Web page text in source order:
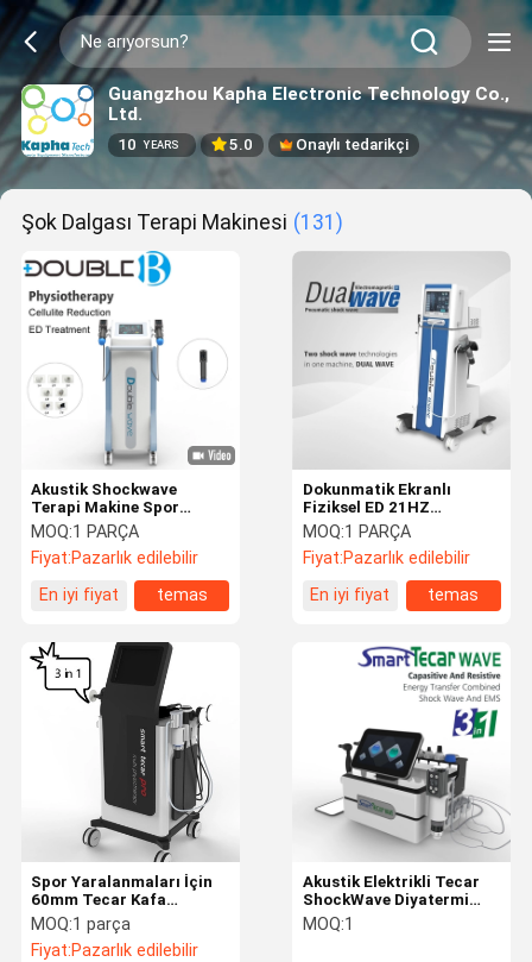
Guangzhou Kapha Electronic Technology Co.,
Ltd.
10 YEARS 5.0 Onaylı tedarikçi
Şok Dalgası Terapi Makinesi (131)
Akustik Shockwave
Terapi Makine Spor
Yaralanmaları Eklem
Ağrısı Ağrı kesici
MOQ:1 PARÇA
Fiyat:Pazarlık edilebilir
En iyi fiyat
temas
Dokunmatik Ekranlı
Fiziksel ED 21HZ
Shockwave Terapi
Makinesi
MOQ:1 PARÇA
Fiyat:Pazarlık edilebilir
En iyi fiyat
temas
Spor Yaralanmaları İçin
60mm Tecar Kafa
Fizyoterapi Shockwave
Makinesi
MOQ:1 parça
Fiyat:Pazarlık edilebilir
Akustik Elektrikli Tecar
ShockWave Diyatermi
Makinesi Kas
Stimülasyonu
MOQ:1